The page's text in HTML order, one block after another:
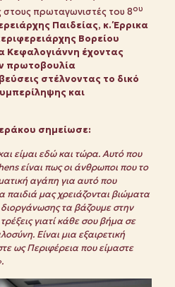
στους πρωταγωνιστές του 8ου
Παιδείας, κ. Έρρικα
Βορείου
Κεφαλογιάννη έχοντας
πρωτοβουλία
στέλνοντας το δικό
και
σημείωσε:
είμαι εδώ και τώρα. Αυτό που
είναι πως οι άνθρωποι που το
αγάπη για αυτό που
παιδιά μας χρειάζονται βιώματα
τα βάζουμε στην
γιατί κάθε σου βήμα σε
Είναι μια εξαιρετική
ως Περιφέρεια που είμαστε